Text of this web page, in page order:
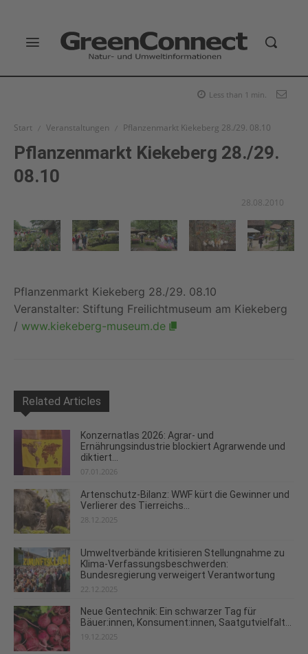
Less than 1 min.
Start Veranstaltungen Pflanzenmarkt Kiekeberg 28./29. 08.10
Pflanzenmarkt Kiekeberg 28./29.
08.10
28.08.2010
Pflanzenmarkt Kiekeberg 28./29. 08.10
Veranstalter: Stiftung Freilichtmuseum am Kiekeberg
/ www.kiekeberg-museum.de
Related Articles
Konzernatlas 2026: Agrar- und
Ernährungsindustrie blockiert Agrarwende und
diktiert...
07.01.2026
Artenschutz-Bilanz: WWF kürt die Gewinner und
Verlierer des Tierreichs...
28.12.2025
Umweltverbände kritisieren Stellungnahme zu
Klima-Verfassungsbeschwerden:
Bundesregierung verweigert Verantwortung
22.12.2025
Neue Gentechnik: Ein schwarzer Tag für
Bäuer:innen, Konsument:innen, Saatgutvielfalt...
19.12.2025